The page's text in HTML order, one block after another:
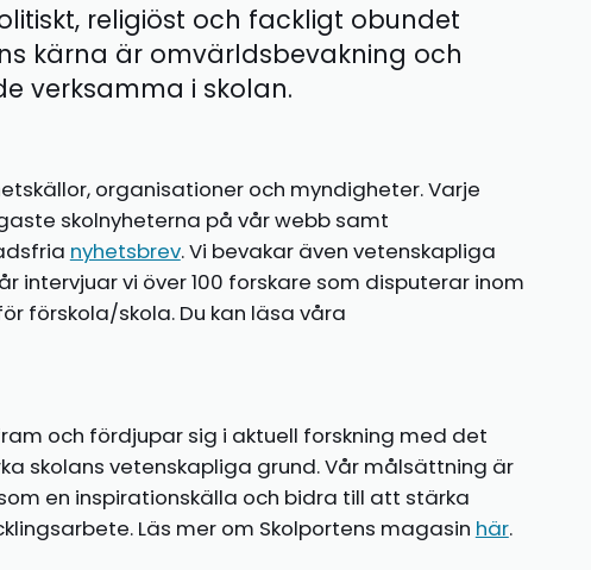
religiöst och fackligt obundet
kärna är omvärldsbevakning och
verksamma i skolan.
organisationer och myndigheter. Varje
skolnyheterna på vår webb samt
nyhetsbrev. Vi bevakar även vetenskapliga
intervjuar vi över 100 forskare som disputerar inom
förskola/skola. Du kan läsa våra
och fördjupar sig i aktuell forskning med det
skolans vetenskapliga grund. Vår målsättning är
en inspirationskälla och bidra till att stärka
Läs mer om Skolportens magasin här.